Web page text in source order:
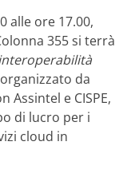
alle ore 17.00,
355 si terrà
organizzato da
Assintel e CISPE,
di lucro per i
cloud in